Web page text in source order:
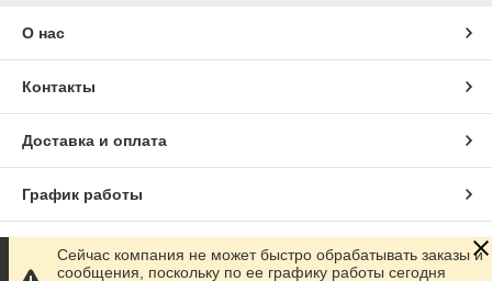
О нас
Контакты
Доставка и оплата
График работы
Полная версия сайта
Сейчас компания не может быстро обрабатывать заказы и
сообщения, поскольку по ее графику работы сегодня